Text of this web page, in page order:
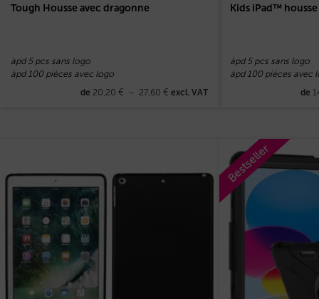
Tough Housse avec dragonne
àpd 5 pcs sans logo
àpd 100 pièces avec logo
de 20,20 € – 27,60 € excl. VAT
Kids iPad™
àpd 5 pcs sans logo
àpd 100 pièces avec
de
Bestseller